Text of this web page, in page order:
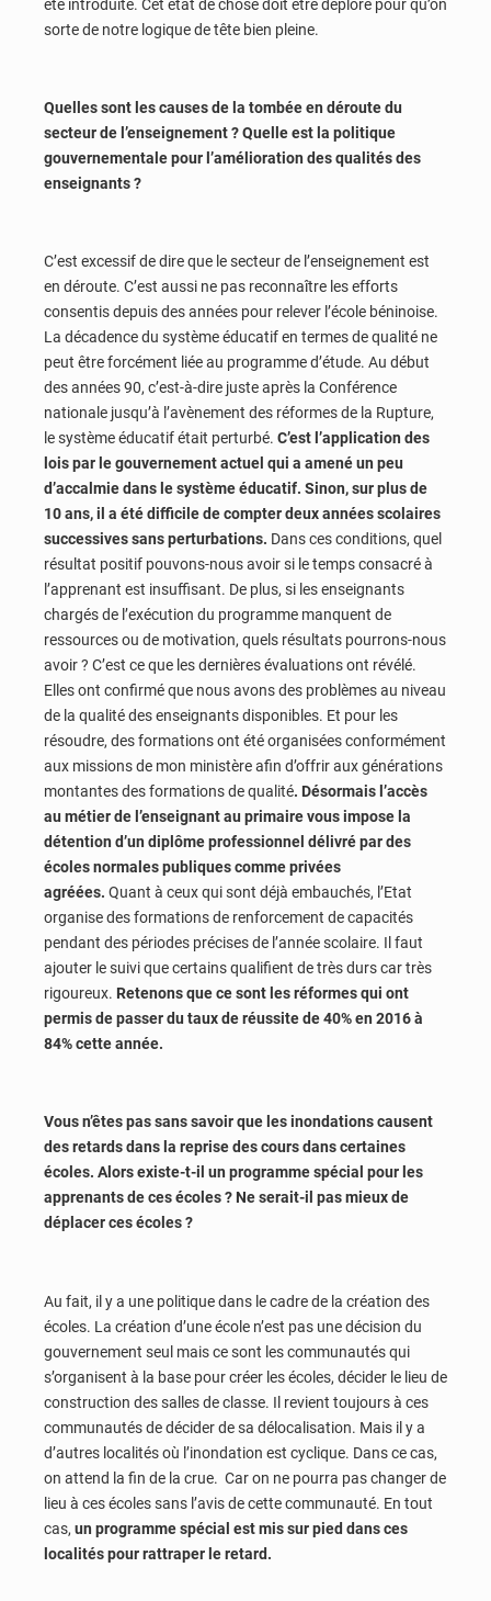
été introduite. Cet état de chose doit être déploré pour qu’on
sorte de notre logique de tête bien pleine.
Quelles sont les causes de la tombée en déroute du
secteur de l’enseignement ? Quelle est la politique
gouvernementale pour l’amélioration des qualités des
enseignants ?
C’est excessif de dire que le secteur de l’enseignement est
en déroute. C’est aussi ne pas reconnaître les efforts
consentis depuis des années pour relever l’école béninoise.
La décadence du système éducatif en termes de qualité ne
peut être forcément liée au programme d’étude. Au début
des années 90, c’est-à-dire juste après la Conférence
nationale jusqu’à l’avènement des réformes de la Rupture,
le système éducatif était perturbé. C’est l’application des
lois par le gouvernement actuel qui a amené un peu
d’accalmie dans le système éducatif. Sinon, sur plus de
10 ans, il a été difficile de compter deux années scolaires
successives sans perturbations. Dans ces conditions, quel
résultat positif pouvons-nous avoir si le temps consacré à
l’apprenant est insuffisant. De plus, si les enseignants
chargés de l’exécution du programme manquent de
ressources ou de motivation, quels résultats pourrons-nous
avoir ? C’est ce que les dernières évaluations ont révélé.
Elles ont confirmé que nous avons des problèmes au niveau
de la qualité des enseignants disponibles. Et pour les
résoudre, des formations ont été organisées conformément
aux missions de mon ministère afin d’offrir aux générations
montantes des formations de qualité. Désormais l’accès
au métier de l’enseignant au primaire vous impose la
détention d’un diplôme professionnel délivré par des
écoles normales publiques comme privées
agréées. Quant à ceux qui sont déjà embauchés, l’Etat
organise des formations de renforcement de capacités
pendant des périodes précises de l’année scolaire. Il faut
ajouter le suivi que certains qualifient de très durs car très
rigoureux. Retenons que ce sont les réformes qui ont
permis de passer du taux de réussite de 40% en 2016 à
84% cette année.
Vous n’êtes pas sans savoir que les inondations causent
des retards dans la reprise des cours dans certaines
écoles. Alors existe-t-il un programme spécial pour les
apprenants de ces écoles ? Ne serait-il pas mieux de
déplacer ces écoles ?
Au fait, il y a une politique dans le cadre de la création des
écoles. La création d’une école n’est pas une décision du
gouvernement seul mais ce sont les communautés qui
s’organisent à la base pour créer les écoles, décider le lieu de
construction des salles de classe. Il revient toujours à ces
communautés de décider de sa délocalisation. Mais il y a
d’autres localités où l’inondation est cyclique. Dans ce cas,
on attend la fin de la crue. Car on ne pourra pas changer de
lieu à ces écoles sans l’avis de cette communauté. En tout
cas, un programme spécial est mis sur pied dans ces
localités pour rattraper le retard.